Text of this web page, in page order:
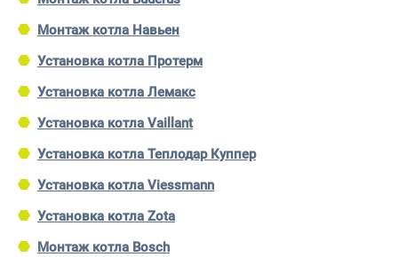
Монтаж котла Навьен
Установка котла Протерм
Установка котла Лемакс
Установка котла Vaillant
Установка котла Теплодар Куппер
Установка котла Viessmann
Установка котла Zota
Монтаж котла Bosch